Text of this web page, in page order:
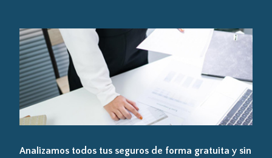
Analizamos todos tus seguros de forma gratuita y sin